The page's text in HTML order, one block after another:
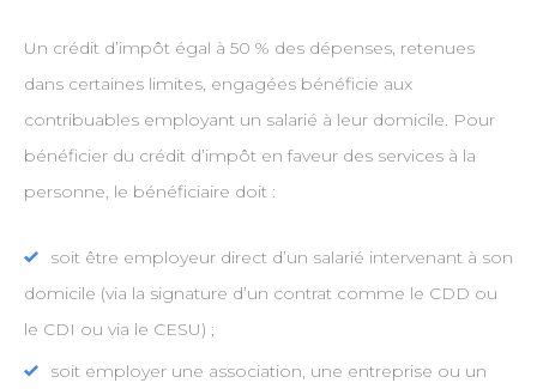
Un crédit d’impôt égal à 50 % des dépenses, retenues
dans certaines limites, engagées bénéficie aux
contribuables employant un salarié à leur domicile. Pour
bénéficier du crédit d’impôt en faveur des services à la
personne, le bénéficiaire doit :
soit être employeur direct d’un salarié intervenant à son
domicile (via la signature d’un contrat comme le CDD ou
le CDI ou via le CESU) ;
soit employer une association, une entreprise ou un